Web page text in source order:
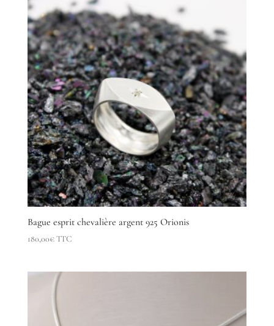
Bague esprit chevalière argent 925 Orionis
180,00€TTC